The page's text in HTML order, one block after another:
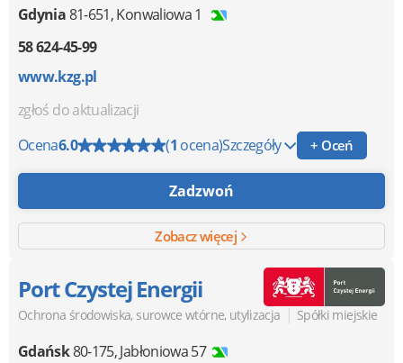
Gdynia81-651,Konwaliowa 1
58 624-45-99
www.kzg.pl
zgłoś do aktualizacji
Ocena6.0 (1 ocena)Szczegóły + Oceń
Zadzwoń
Zobacz więcej
Port Czystej Energii
Ochrona środowiska, surowce wtórne, utylizacja | Spółki miejskie
Gdańsk80-175,Jabłoniowa 57